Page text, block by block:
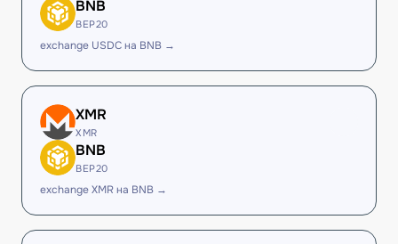
BNB
BEP20
exchange USDC на BNB →
XMR
XMR
BNB
BEP20
exchange XMR на BNB →